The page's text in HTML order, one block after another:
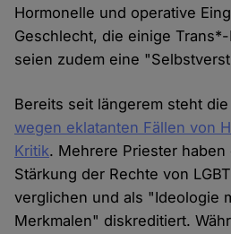
Hormonelle und operative
Geschlecht, die einige
seien zudem eine
Bereits seit längerem steht
wegen eklatanten Fällen von
Kritik. Mehrere Priester
Stärkung der Rechte von
verglichen und als "Ideologie
Merkmalen" diskreditiert.